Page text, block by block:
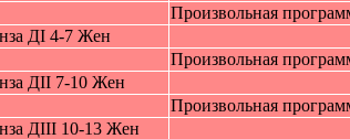
Произвольная
ДI 4-7 Жeн
Произвольная
ДII 7-10 Жeн
Произвольная
ДIII 10-13 Жeн